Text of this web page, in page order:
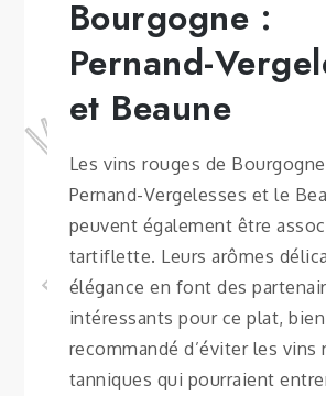
Bourgogne :
Pernand-
et Beaune
Les vins rouges de
Pernand-Vergelesses et le
peuvent également être
tartiflette. Leurs arômes
élégance en font des
intéressants pour ce plat,
recommandé d’éviter les vins
tanniques qui pourraient